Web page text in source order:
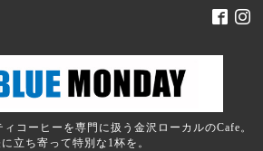
コーヒーを専門に扱う金沢ローカルのCafe。
立ち寄って特別な1杯を。